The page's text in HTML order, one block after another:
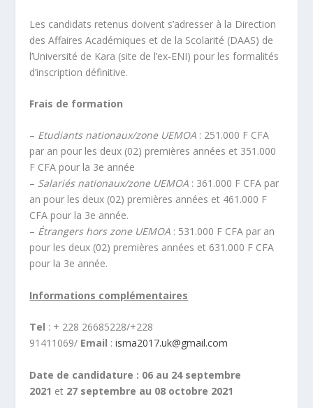
Les candidats retenus doivent s’adresser à la Direction
des Affaires Académiques et de la Scolarité (DAAS) de
l’Université de Kara (site de l’ex-ENI) pour les formalités
d’inscription définitive.
Frais de formation
– Etudiants nationaux/zone UEMOA : 251.000 F CFA
par an pour les deux (02) premières années et 351.000
F CFA pour la 3e année
– Salariés nationaux/zone UEMOA : 361.000 F CFA par
an pour les deux (02) premières années et 461.000 F
CFA pour la 3e année.
– Étrangers hors zone UEMOA : 531.000 F CFA par an
pour les deux (02) premières années et 631.000 F CFA
pour la 3e année.
Informations complémentaires
Tel : + 228 26685228/+228
91411069/ Email :isma2017.uk@gmail.com
Date de candidature : 06 au 24 septembre
2021 et 27 septembre au 08 octobre 2021